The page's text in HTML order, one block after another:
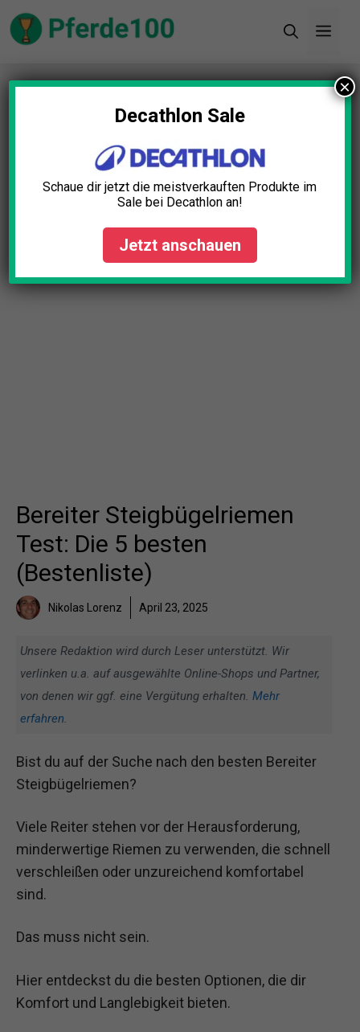
Zum
Inhalt
Startseite»Blog»Bereiter Steigbügelriemen
Test: Die 5 besten (Bestenliste)
Bereiter Steigbügelriemen
Test: Die 5 besten
(Bestenliste)
Nikolas Lorenz April 23, 2025
Unsere Redaktion wird durch Leser unterstützt. Wir
verlinken u.a. auf ausgewählte Online-Shops und Partner,
von denen wir ggf. eine Vergütung erhalten. Mehr
erfahren.
Bist du auf der Suche nach den besten Bereiter
Steigbügelriemen?
Viele Reiter stehen vor der Herausforderung,
minderwertige Riemen zu verwenden, die schnell
verschleißen oder unzureichend komfortabel
sind.
Das muss nicht sein.
Hier entdeckst du die besten Optionen, die dir
Komfort und Langlebigkeit bieten.
Decathlon Sale
Schaue dir jetzt die meistverkauften Produkte im
Sale bei Decathlon an!
Jetzt anschauen
×